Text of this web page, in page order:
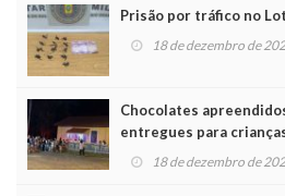
Prisão por tráfico no
18 de dezembro de
Chocolates
entregues para
Noel
18 de dezembro de